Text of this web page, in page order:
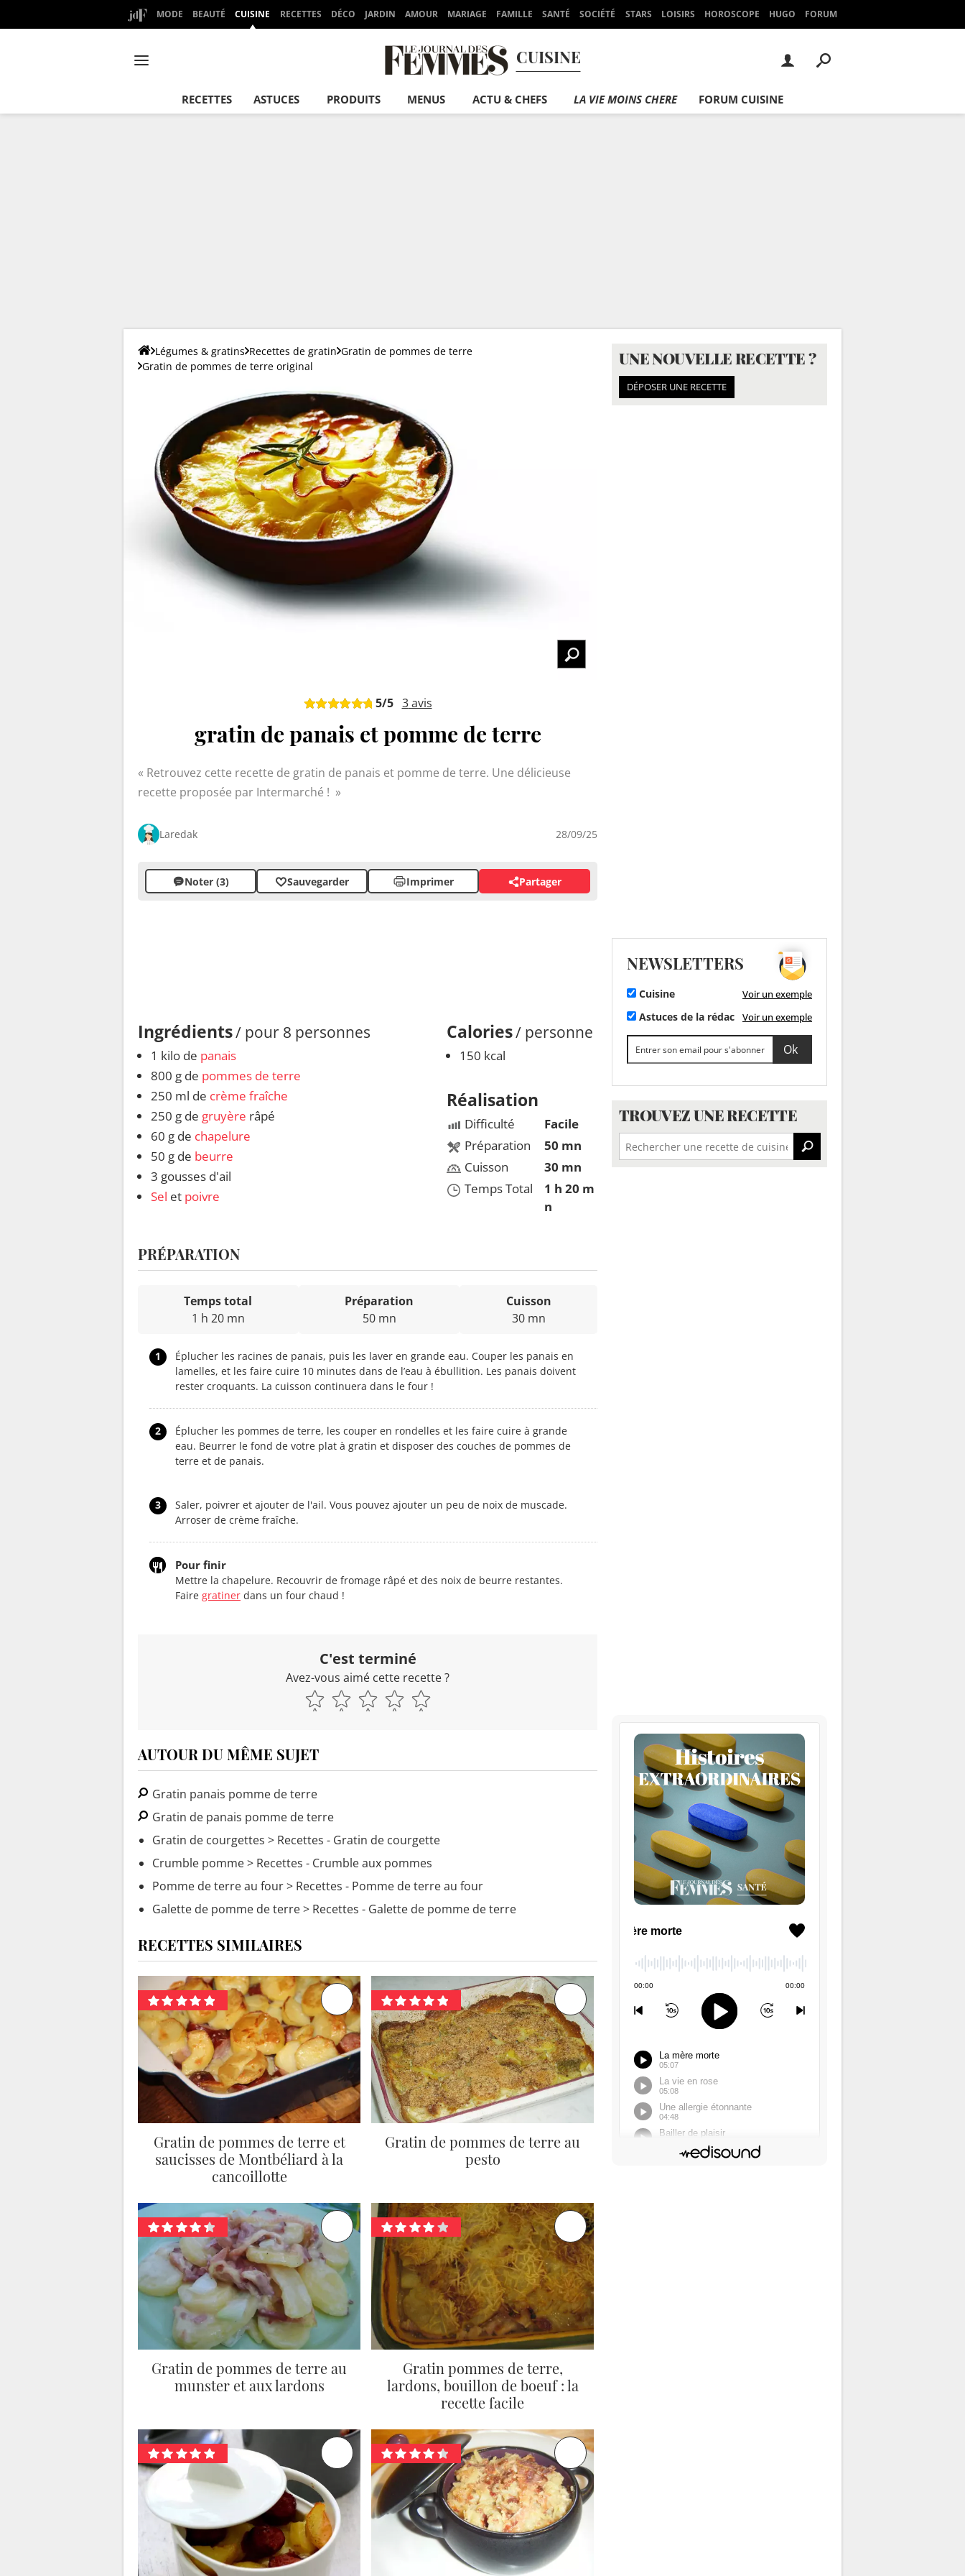
MODE BEAUTÉ CUISINE RECETTES DÉCO JARDIN AMOUR MARIAGE FAMILLE SANTÉ SOCIÉTÉ STARS LOISIRS HOROSCOPE HUGO FORUM
CUISINE
RECETTES ASTUCES PRODUITS MENUS ACTU & CHEFS LA VIE MOINS CHERE FORUM CUISINE
Légumes & gratins Recettes de gratin Gratin de pommes de terre
Gratin de pommes de terre original
5/5 3avis
gratin de panais et pomme de terre
Retrouvez cette recette de gratin de panais et pomme de terre. Une délicieuse
recette proposée par Intermarché !
Laredak 28/09/25
Noter (3) Sauvegarder Imprimer Partager
Ingrédients/ pour 8 personnes
1 kilo de panais
800 g de pommes de terre
250 ml de crème fraîche
250 g de gruyère râpé
60 g de chapelure
50 g de beurre
3 gousses d'ail
Sel et poivre
Calories/ personne
150 kcal
Réalisation
Difficulté
Préparation
Cuisson
Temps Total
Facile
50 mn
30 mn
1 h 20 m
n
PRÉPARATION
Temps total
1 h 20 mn
Préparation
50 mn
Cuisson
30 mn
1
Éplucher les racines de panais, puis les laver en grande eau. Couper les panais en
lamelles, et les faire cuire 10 minutes dans de l’eau à ébullition. Les panais doivent
rester croquants. La cuisson continuera dans le four !
2
Éplucher les pommes de terre, les couper en rondelles et les faire cuire à grande
eau. Beurrer le fond de votre plat à gratin et disposer des couches de pommes de
terre et de panais.
3
Saler, poivrer et ajouter de l'ail. Vous pouvez ajouter un peu de noix de muscade.
Arroser de crème fraîche.
Pour finir
Mettre la chapelure. Recouvrir de fromage râpé et des noix de beurre restantes.
Faire gratiner dans un four chaud !
C'est terminé
Avez-vous aimé cette recette ?
AUTOUR DU MÊME SUJET
Gratin panais pomme de terre
Gratin de panais pomme de terre
Gratin de courgettes > Recettes - Gratin de courgette
Crumble pomme> Recettes - Crumble aux pommes
Pomme de terre au four> Recettes - Pomme de terre au four
Galette de pomme de terre> Recettes - Galette de pomme de terre
RECETTES SIMILAIRES
Gratin de pommes de terre et
saucisses de Montbéliard à la
cancoillotte
Gratin de pommes de terre au
pesto
Gratin de pommes de terre au
munster et aux lardons
Gratin pommes de terre,
lardons, bouillon de boeuf : la
recette facile
UNE NOUVELLE RECETTE ?
DÉPOSER UNE RECETTE
NEWSLETTERS
Cuisine Voir un exemple
Astuces de la rédac Voir un exemple
TROUVEZ UNE RECETTE